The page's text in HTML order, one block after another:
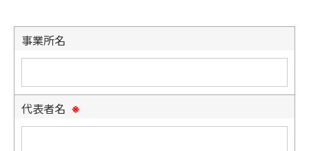
事業所名
代表者名 ※